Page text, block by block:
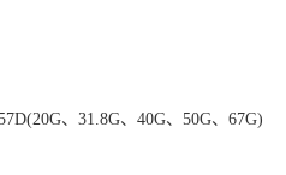
、31.8G、40G、50G、67G)